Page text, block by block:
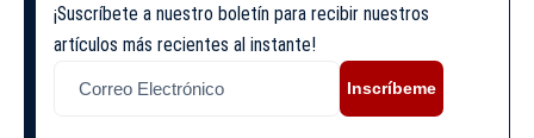
¡Suscríbete a nuestro boletín para recibir nuestros
artículos más recientes al instante!
Inscríbeme